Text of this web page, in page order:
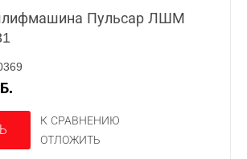
Пульсар ЛШМ
К СРАВНЕНИЮ
ОТЛОЖИТЬ